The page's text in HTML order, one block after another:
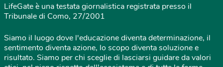
LifeGate è una testata giornalistica registrata presso il
Tribunale di Como, 27/2001
Siamo il luogo dove l'educazione diventa determinazione, il
sentimento diventa azione, lo scopo diventa soluzione e
risultato. Siamo per chi sceglie di lasciarsi guidare da valori